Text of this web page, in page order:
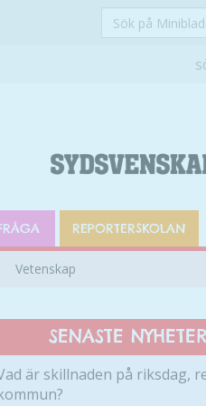
Sök
REPORTERSKOLAN
Vetenskap
SENASTE
är skillnaden på riksdag,